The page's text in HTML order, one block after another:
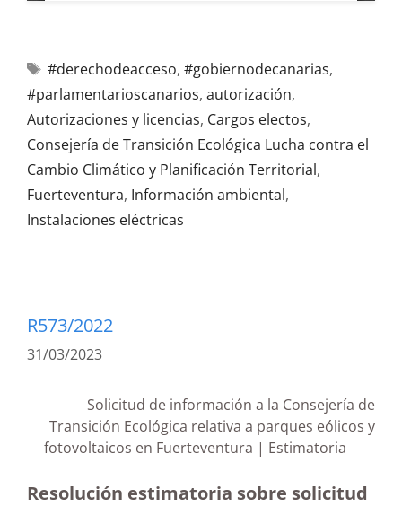
#derechodeacceso, #gobiernodecanarias,
#parlamentarioscanarios, autorización,
Autorizaciones y licencias, Cargos electos,
Consejería de Transición Ecológica Lucha contra el
Cambio Climático y Planificación Territorial,
Fuerteventura, Información ambiental,
Instalaciones eléctricas
R573/2022
31/03/2023
Solicitud de información a la Consejería de
Transición Ecológica relativa a parques eólicos y
fotovoltaicos en Fuerteventura | Estimatoria
Resolución estimatoria sobre solicitud